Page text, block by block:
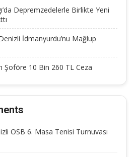
Depremzedelerle Birlikte Yeni
İdmanyurdu’nu Mağlup
Şoföre 10 Bin 260 TL Ceza
OSB 6. Masa Tenisi Turnuvası